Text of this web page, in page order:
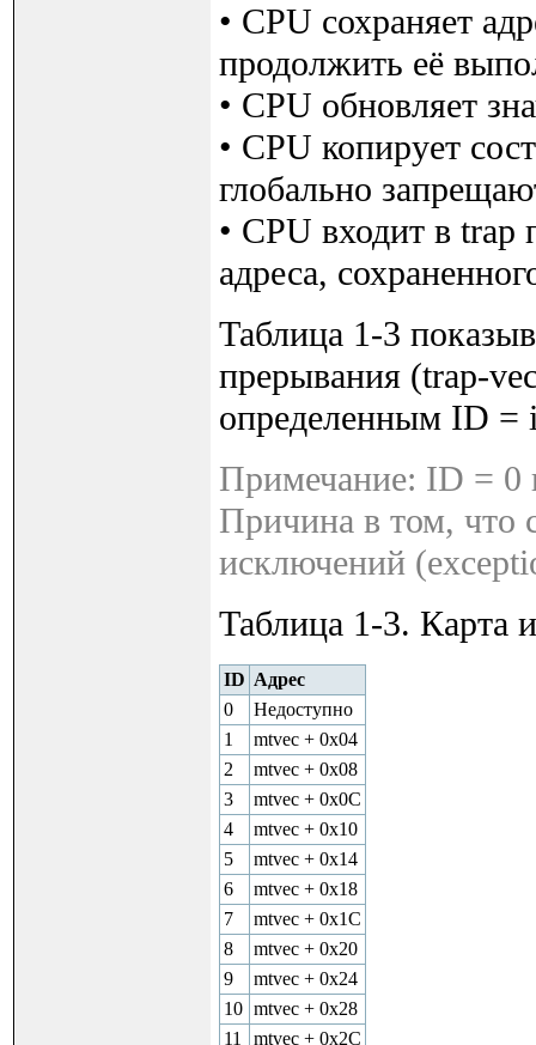
• CPU сохраняет
продолжить её
• CPU обновляет
• CPU копирует
глобально
• CPU входит в
адреса,
Таблица 1-3
прерывания (trap-
определенным ID =
Примечание: ID = 0
Причина в том, что
исключений
Таблица 1-­3. Карта
ID Адрес
0
Недоступно
1
mtvec + 0x04
2
mtvec + 0x08
3
mtvec + 0x0C
4
mtvec + 0x10
5
mtvec + 0x14
6
mtvec + 0x18
7
mtvec + 0x1C
8
mtvec + 0x20
9
mtvec + 0x24
10 mtvec + 0x28
11
mtvec + 0x2C